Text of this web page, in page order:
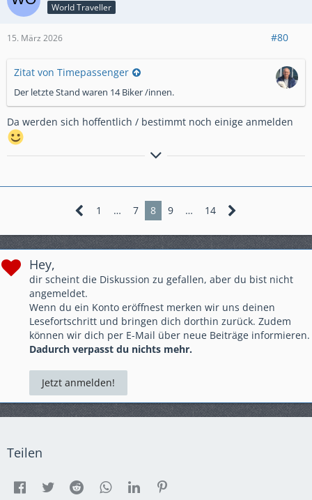
World Traveller
15. März 2026 #80
Zitat von Timepassenger
Der letzte Stand waren 14 Biker /innen.
Da werden sich hoffentlich / bestimmt noch einige anmelden
GlG.Wolfgang aus dem schönen Bergischen Land
1 … 7 8 9 … 14
Hey,
dir scheint die Diskussion zu gefallen, aber du bist nicht
angemeldet.
Wenn du ein Konto eröffnest merken wir uns deinen
Lesefortschritt und bringen dich dorthin zurück. Zudem
können wir dich per E-Mail über neue Beiträge informieren.
Dadurch verpasst du nichts mehr.
Jetzt anmelden!
Teilen